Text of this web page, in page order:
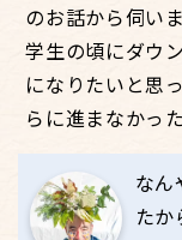
のお話から伺いま
学生の頃にダウ
になりたいと思
らに進まなかっ
なん
たか